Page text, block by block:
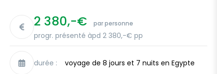
2 380,-€ par personne
progr. présenté àpd 2 380,-€ pp
durée : voyage de 8 jours et 7 nuits en Egypte